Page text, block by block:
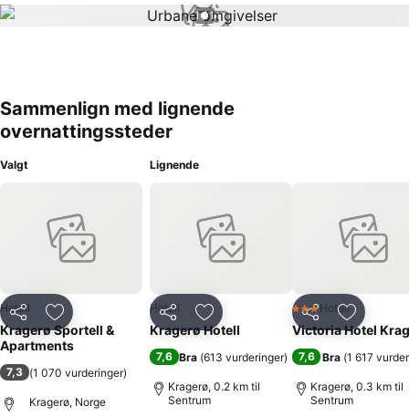
1 / 1
Sammenlign med lignende
overnattingssteder
Valgt
Del Legg til i favoritter
Hotell
Kragerø Sportell &
Apartments
7,3 (1 070 vurderinger)
Kragerø, Norge
Lignende
Del Legg til i favoritter
Hotell
Kragerø Hotell
7,6 Bra (613 vurderinger)
Kragerø, 0.2 km til
Sentrum
Del Legg til
3 Stjerner
Hotell
Victoria Hotel
7,6 Bra (1 617
Kragerø, 0.3 km til
Sentrum